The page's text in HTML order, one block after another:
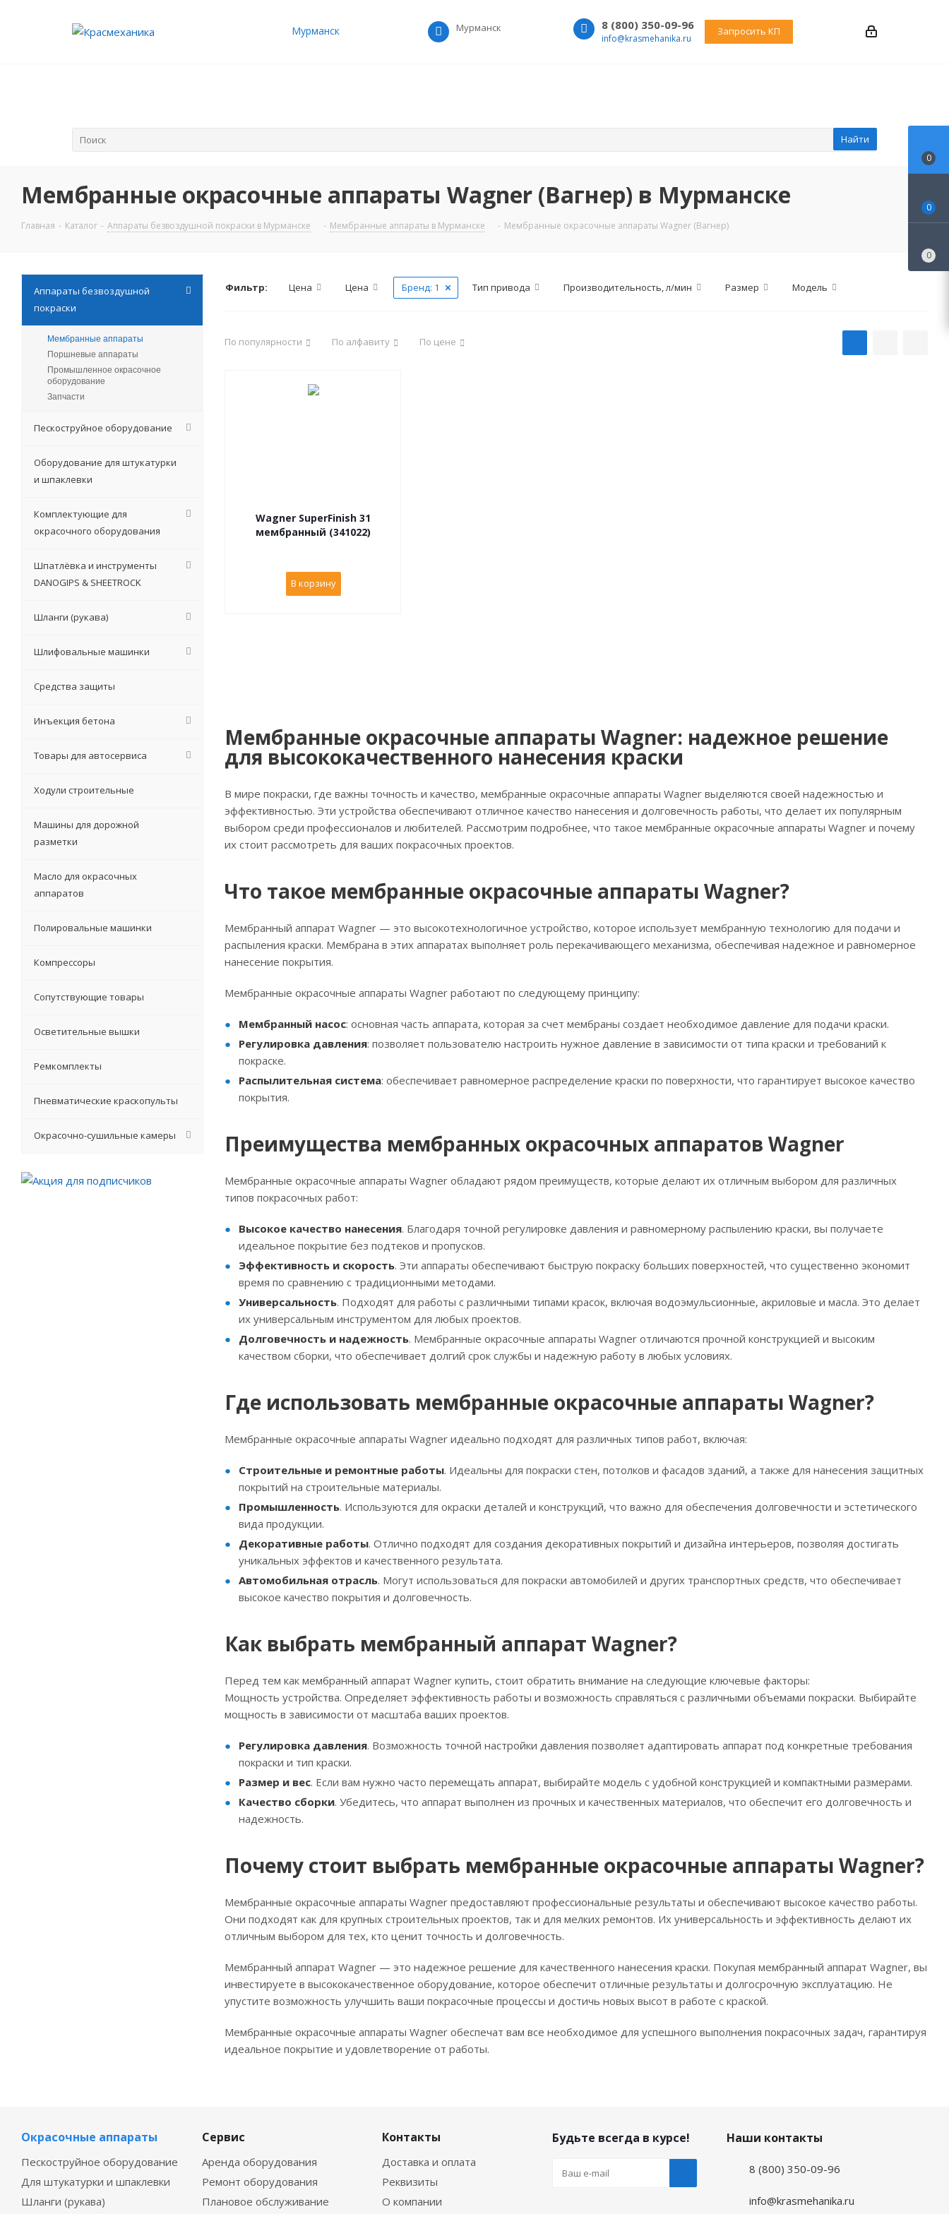
Мурманск Мурманск 8 (800) 350-09-96
info@krasmehanika.ru
Запросить КП
Найти
Мембранные окрасочные аппараты Wagner (Вагнер) в Мурманске
Главная - Каталог - Аппараты безвоздушной покраски в Мурманске - Мембранные аппараты в Мурманске - Мембранные окрасочные аппараты Wagner (Вагнер)
Фильтр: Цена Цена Бренд: 1 Тип привода Производительность, л/мин Размер Модель
По популярности По алфавиту По цене
Wagner SuperFinish 31
мембранный (341022)
В корзину
Мембранные окрасочные аппараты Wagner: надежное решение
для высококачественного нанесения краски
В мире покраски, где важны точность и качество, мембранные окрасочные аппараты Wagner выделяются своей надежностью и
эффективностью. Эти устройства обеспечивают отличное качество нанесения и долговечность работы, что делает их популярным
выбором среди профессионалов и любителей. Рассмотрим подробнее, что такое мембранные окрасочные аппараты Wagner и почему
их стоит рассмотреть для ваших покрасочных проектов.
Что такое мембранные окрасочные аппараты Wagner?
Мембранный аппарат Wagner — это высокотехнологичное устройство, которое использует мембранную технологию для подачи и
распыления краски. Мембрана в этих аппаратах выполняет роль перекачивающего механизма, обеспечивая надежное и равномерное
нанесение покрытия.
Мембранные окрасочные аппараты Wagner работают по следующему принципу:
Мембранный насос: основная часть аппарата, которая за счет мембраны создает необходимое давление для подачи краски.
Регулировка давления: позволяет пользователю настроить нужное давление в зависимости от типа краски и требований к
покраске.
Распылительная система: обеспечивает равномерное распределение краски по поверхности, что гарантирует высокое качество
покрытия.
Преимущества мембранных окрасочных аппаратов Wagner
Мембранные окрасочные аппараты Wagner обладают рядом преимуществ, которые делают их отличным выбором для различных
типов покрасочных работ:
Высокое качество нанесения. Благодаря точной регулировке давления и равномерному распылению краски, вы получаете
идеальное покрытие без подтеков и пропусков.
Эффективность и скорость. Эти аппараты обеспечивают быструю покраску больших поверхностей, что существенно экономит
время по сравнению с традиционными методами.
Универсальность. Подходят для работы с различными типами красок, включая водоэмульсионные, акриловые и масла. Это делает
их универсальным инструментом для любых проектов.
Долговечность и надежность. Мембранные окрасочные аппараты Wagner отличаются прочной конструкцией и высоким
качеством сборки, что обеспечивает долгий срок службы и надежную работу в любых условиях.
Где использовать мембранные окрасочные аппараты Wagner?
Мембранные окрасочные аппараты Wagner идеально подходят для различных типов работ, включая:
Строительные и ремонтные работы. Идеальны для покраски стен, потолков и фасадов зданий, а также для нанесения защитных
покрытий на строительные материалы.
Промышленность. Используются для окраски деталей и конструкций, что важно для обеспечения долговечности и эстетического
вида продукции.
Декоративные работы. Отлично подходят для создания декоративных покрытий и дизайна интерьеров, позволяя достигать
уникальных эффектов и качественного результата.
Автомобильная отрасль. Могут использоваться для покраски автомобилей и других транспортных средств, что обеспечивает
высокое качество покрытия и долговечность.
Как выбрать мембранный аппарат Wagner?
Перед тем как мембранный аппарат Wagner купить, стоит обратить внимание на следующие ключевые факторы:
Мощность устройства. Определяет эффективность работы и возможность справляться с различными объемами покраски. Выбирайте
мощность в зависимости от масштаба ваших проектов.
Регулировка давления. Возможность точной настройки давления позволяет адаптировать аппарат под конкретные требования
покраски и тип краски.
Размер и вес. Если вам нужно часто перемещать аппарат, выбирайте модель с удобной конструкцией и компактными размерами.
Качество сборки. Убедитесь, что аппарат выполнен из прочных и качественных материалов, что обеспечит его долговечность и
надежность.
Почему стоит выбрать мембранные окрасочные аппараты Wagner?
Мембранные окрасочные аппараты Wagner предоставляют профессиональные результаты и обеспечивают высокое качество работы.
Они подходят как для крупных строительных проектов, так и для мелких ремонтов. Их универсальность и эффективность делают их
отличным выбором для тех, кто ценит точность и долговечность.
Мембранный аппарат Wagner — это надежное решение для качественного нанесения краски. Покупая мембранный аппарат Wagner, вы
инвестируете в высококачественное оборудование, которое обеспечит отличные результаты и долгосрочную эксплуатацию. Не
упустите возможность улучшить ваши покрасочные процессы и достичь новых высот в работе с краской.
Мембранные окрасочные аппараты Wagner обеспечат вам все необходимое для успешного выполнения покрасочных задач, гарантируя
идеальное покрытие и удовлетворение от работы.
Аппараты безвоздушной
покраски
Мембранные аппараты
Поршневые аппараты
Промышленное окрасочное
оборудование
Запчасти
Пескоструйное оборудование
Оборудование для штукатурки
и шпаклевки
Комплектующие для
окрасочного оборудования
Шпатлёвка и инструменты
DANOGIPS & SHEETROCK
Шланги (рукава)
Шлифовальные машинки
Средства защиты
Инъекция бетона
Товары для автосервиса
Ходули строительные
Машины для дорожной
разметки
Масло для окрасочных
аппаратов
Полировальные машинки
Компрессоры
Сопутствующие товары
Осветительные вышки
Ремкомплекты
Пневматические краскопульты
Окрасочно-сушильные камеры
Окрасочные аппараты
Пескоструйное оборудование
Для штукатурки и шпаклевки
Шланги (рукава)
Сервис
Аренда оборудования
Ремонт оборудования
Плановое обслуживание
Контакты
Доставка и оплата
Реквизиты
О компании
Будьте всегда в курсе! Наши контакты
8 (800) 350-09-96
info@krasmehanika.ru
0
0
0